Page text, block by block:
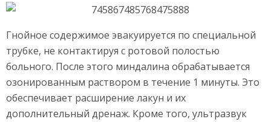
Гнойное содержимое эвакуируется по специальной
трубке, не контактируя с ротовой полостью
больного. После этого миндалина обрабатывается
озонированным раствором в течение 1 минуты. Это
обеспечивает расширение лакун и их
дополнительный дренаж. Кроме того, ультразвук